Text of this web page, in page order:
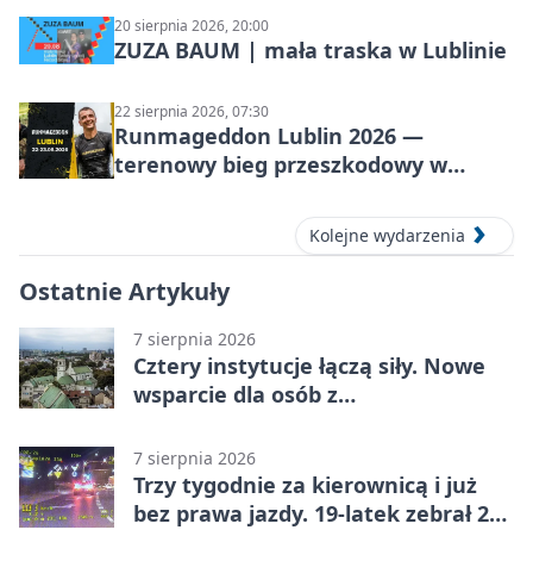
20 sierpnia 2026, 20:00
ZUZA BAUM | mała traska w Lublinie
22 sierpnia 2026, 07:30
Runmageddon Lublin 2026 —
terenowy bieg przeszkodowy w
Kolejne wydarzenia
Ostatnie Artykuły
7 sierpnia 2026
Cztery instytucje łączą siły. Nowe
wsparcie dla osób z
7 sierpnia 2026
Trzy tygodnie za kierownicą i już
bez prawa jazdy. 19-latek zebrał 23